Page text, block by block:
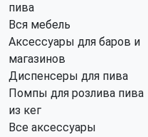
пива
Вся мебель
Аксессуары для баров и
магазинов
Диспенсеры для пива
Помпы для розлива пива
из кег
Все аксессуары